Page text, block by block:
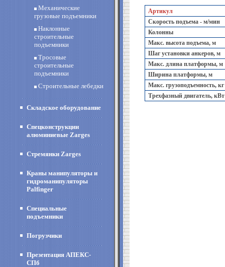
Механические
грузовые подъемники
Наклонные
строительные
подъемники
Тросовые
строительные
подъемники
Строительные лебедки
Складское оборудование
Спецконструкции
алюминиевые Zarges
Стремянки Zarges
Краны манипуляторы и
гидроманипуляторы
Palfinger
Специальные
подъемники
Погрузчики
Презентация АПЕКС-
СПб
Артикул
Скорость подъема - м/мин
Колонны
Макс. высота подъема, м
Шаг установки анкеров, м
Макс. длина платформы, м
Ширина платформы, м
Макс. грузоподъемность, кг
Трехфазный двигатель, кВт